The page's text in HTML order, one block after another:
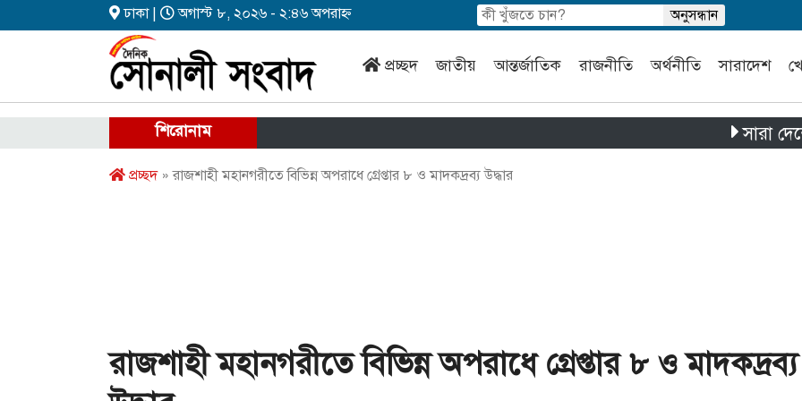
ঢাকা | অগাস্ট ৮, ২০২৬ - ২:৪৬ অপরাহ্ন
প্রচ্ছদ জাতীয় আন্তর্জাতিক রাজনীতি অর্থনীতি সারাদেশ
শিরোনাম সারা দেশে
প্রচ্ছদ» রাজশাহী মহানগরীতে বিভিন্ন অপরাধে গ্রেপ্তার ৮ ও মাদকদ্রব্য উদ্ধার
রাজশাহী মহানগরীতে বিভিন্ন অপরাধে গ্রেপ্তার ৮ ও মাদকদ্রব্য